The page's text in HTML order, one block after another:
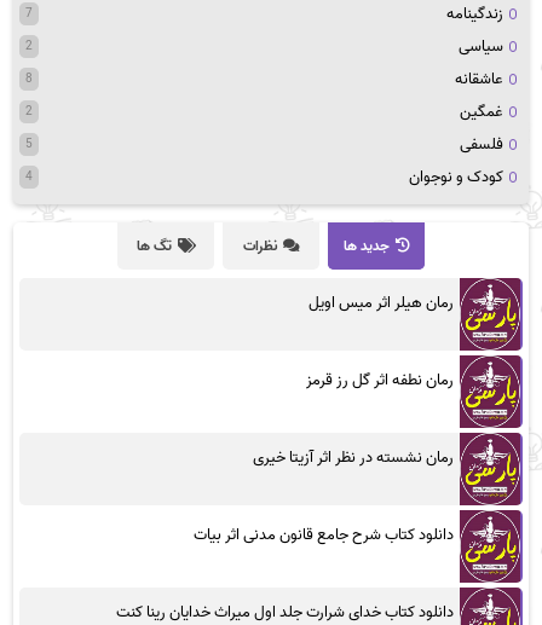
زندگینامه 7
سیاسی 2
عاشقانه 8
غمگین 2
فلسفی 5
کودک و نوجوان 4
جدید ها نظرات تگ ها
رمان هیلر اثر میس اویل
رمان نطفه اثر گل رز قرمز
رمان نشسته در نظر اثر آزیتا خیری
دانلود کتاب شرح جامع قانون مدنی اثر بیات
دانلود کتاب خدای شرارت جلد اول میراث خدایان رینا کنت